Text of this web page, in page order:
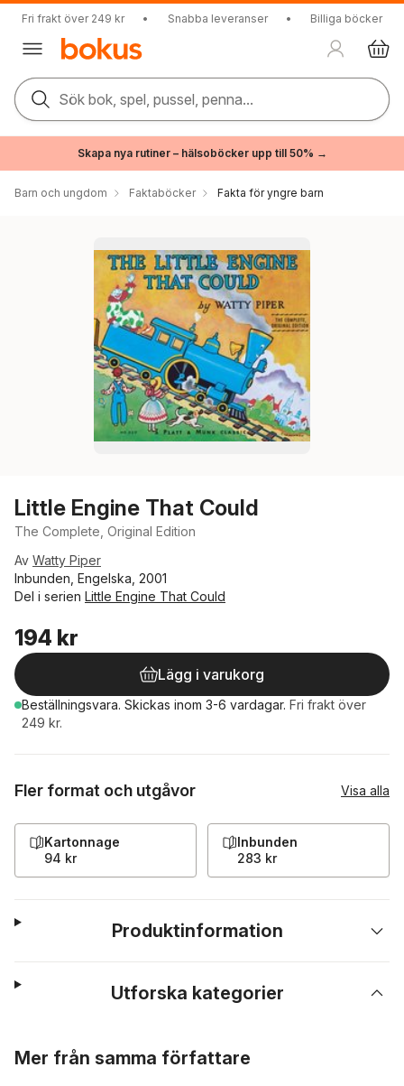
Fri frakt över 249 kr • Snabba leveranser • Billiga böcker
Sök bok, spel, pussel, penna...
Skapa nya rutiner – hälsoböcker upp till 50% →
Barn och ungdom Faktaböcker Fakta för yngre barn
Little Engine That Could
The Complete, Original Edition
Av Watty Piper
Inbunden, Engelska, 2001
Del i serien Little Engine That Could
194 kr
Lägg i varukorg
Beställningsvara. Skickas inom 3-6 vardagar. Fri frakt över
249 kr.
Fler format och utgåvor Visa alla
Kartonnage
94 kr
Inbunden
283 kr
Produktinformation
Utforska kategorier
Mer från samma författare